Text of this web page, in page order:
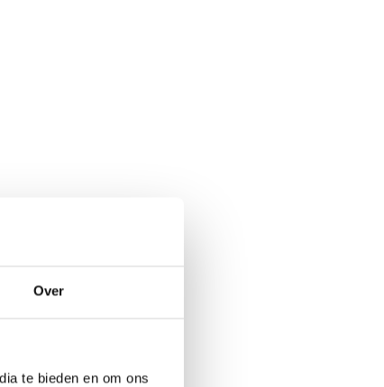
Over
te bieden en om ons